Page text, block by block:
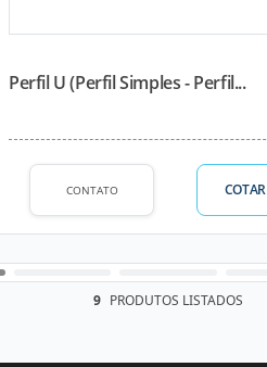
Perfil U (Perfil Simples - Perfil...
CONTATO COTAR
9 PRODUTOS LISTADOS